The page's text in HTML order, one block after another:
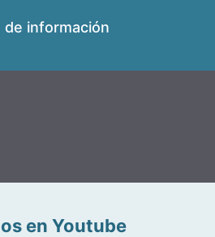
de información
en Youtube